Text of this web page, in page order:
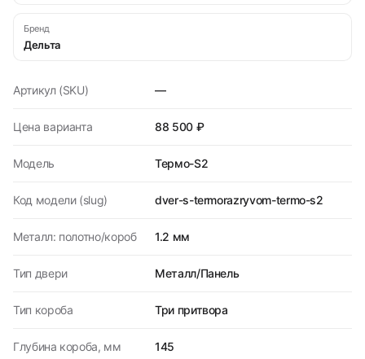
Бренд
Дельта
Артикул (SKU) —
Цена варианта 88 500 ₽
Модель Термо-S2
Код модели (slug) dver-s-termorazryvom-termo-s2
Металл: полотно/короб 1.2 мм
Тип двери Металл/Панель
Тип короба Три притвора
Глубина короба, мм 145